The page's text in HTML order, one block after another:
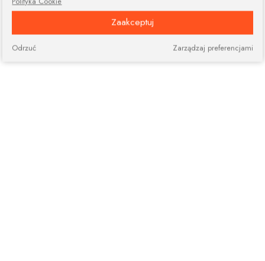
Zaakceptuj
Zarządzaj preferencjami
Odrzuć